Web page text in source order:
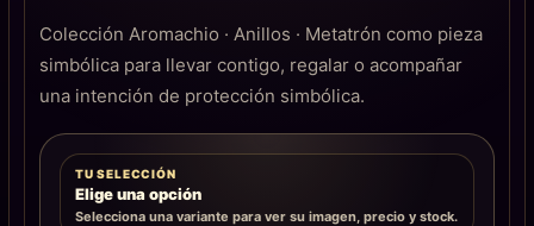
Colección Aromachio · Anillos · Metatrón como pieza
simbólica para llevar contigo, regalar o acompañar
una intención de protección simbólica.
TU SELECCIÓN
Elige una opción
Selecciona una variante para ver su imagen, precio y stock.